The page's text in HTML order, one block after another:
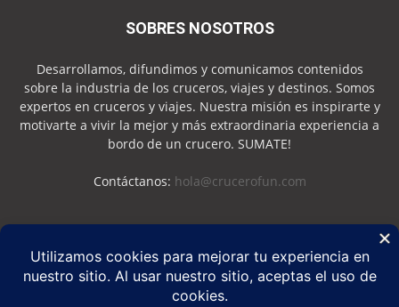
SOBRES NOSOTROS
Desarrollamos, difundimos y comunicamos contenidos
sobre la industria de los cruceros, viajes y destinos. Somos
expertos en cruceros y viajes. Nuestra misión es inspirarte y
motivarte a vivir la mejor y más extraordinaria experiencia a
bordo de un crucero. SUMATE!
Contáctanos: hola@crucerofun.com
SEGUINOS